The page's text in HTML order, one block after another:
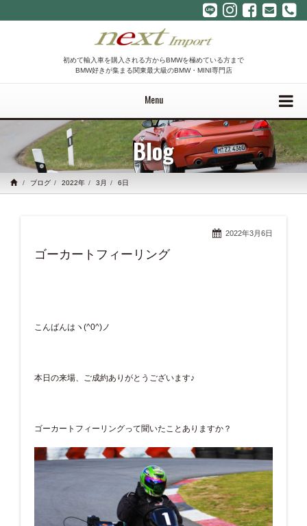
初めて輸入車を購入される方からBMWを極めている方まで
BMW好きが集まる関東最大級のBMW・MINI専門店
Menu
Blog
ブログ 2022年 3月 6日
2022年3月6日
ゴーカートフィーリング
こんばんはヽ(^0^)ノ
本日の来場、ご成約ありがとうございます♪
ゴーカートフィーリングって聞いたことありますか？